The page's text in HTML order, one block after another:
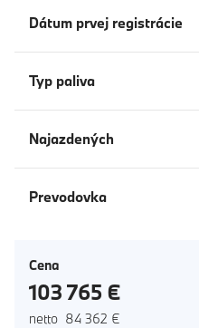
Dátum prvej registrácie
Typ paliva
Najazdených
Prevodovka
Cena
103 765 €
netto 84 362 €